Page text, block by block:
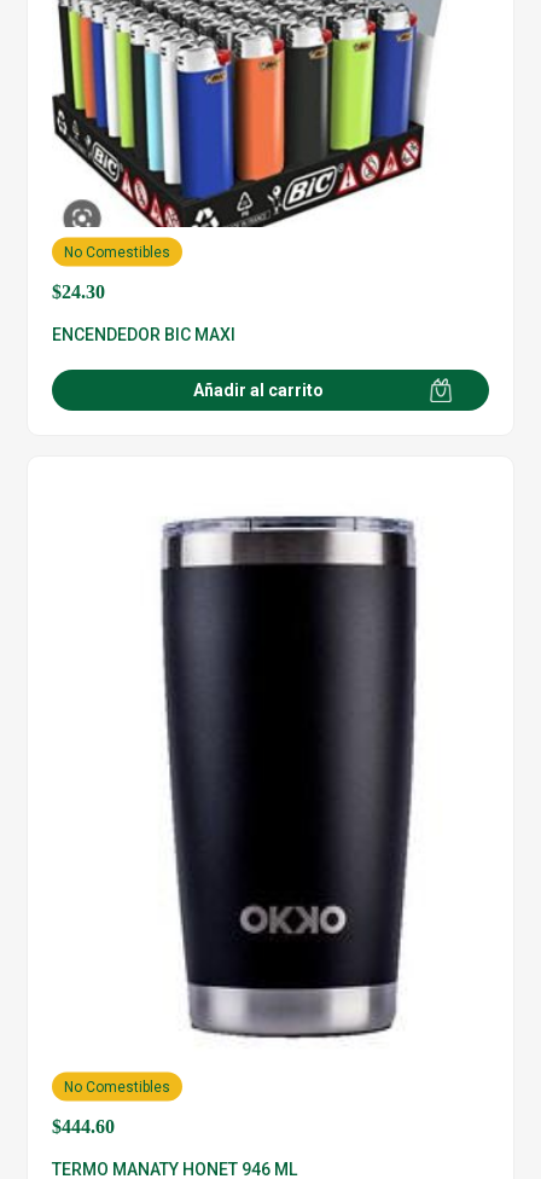
$24.30
No Comestibles
ENCENDEDOR BIC MAXI
Añadir al carrito
$444.60
No Comestibles
TERMO MANATY HONET 946 ML